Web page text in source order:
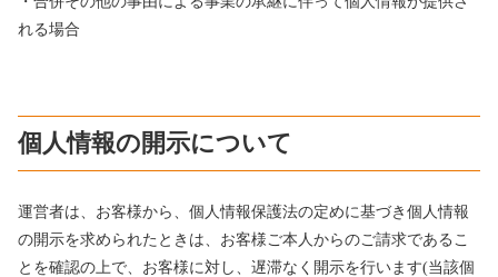
れる場合
個人情報の開示について
運営者は、お客様から、個人情報保護法の定めに基づき個人情報
の開示を求められたときは、お客様ご本人からのご請求であるこ
とを確認の上で、お客様に対し、遅滞なく開示を行います(当該個